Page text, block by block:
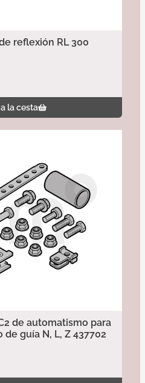
reflexión RL 300
la cesta
de automatismo para
guía N, L, Z 437702